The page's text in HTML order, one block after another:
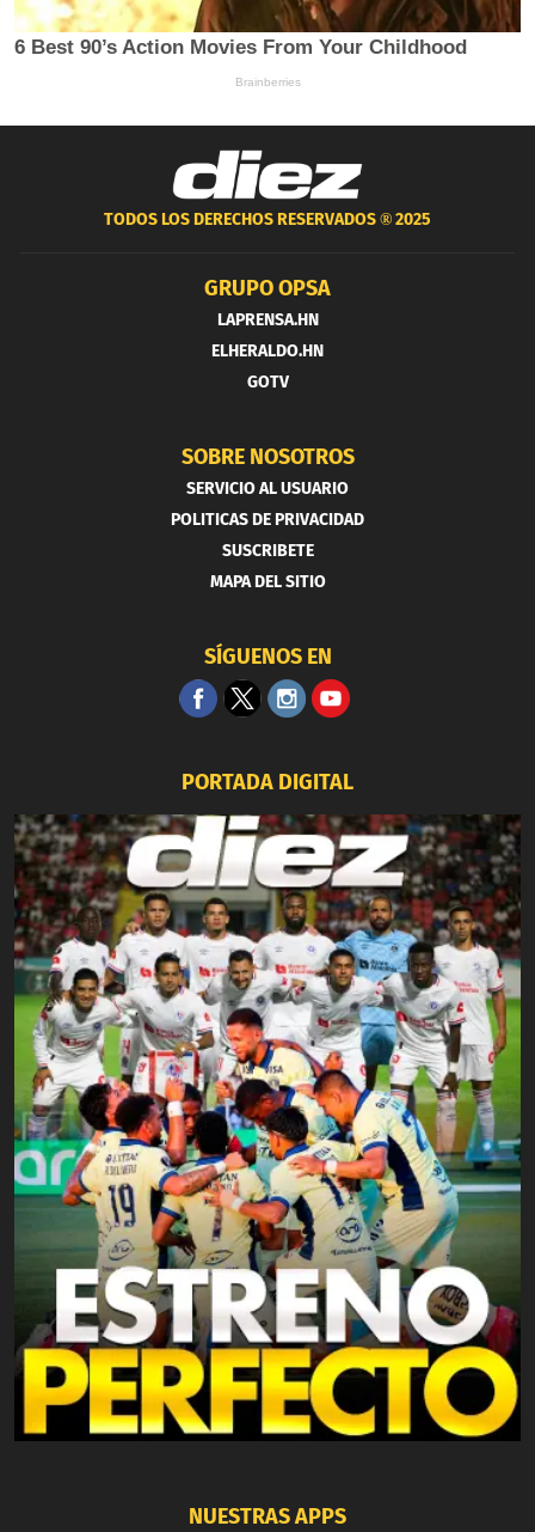
TODOS LOS DERECHOS RESERVADOS ®2025
GRUPO OPSA
LAPRENSA.HN
ELHERALDO.HN
GOTV
SOBRE NOSOTROS
SERVICIO AL USUARIO
POLITICAS DE PRIVACIDAD
SUSCRIBETE
MAPA DEL SITIO
SÍGUENOS EN
PORTADA DIGITAL
NUESTRAS APPS